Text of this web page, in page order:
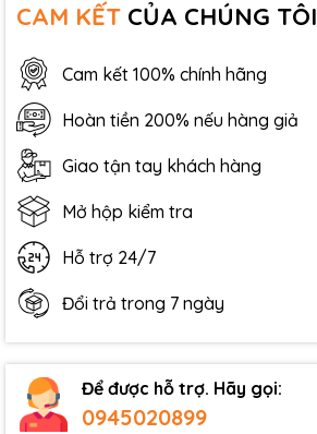
CAM KẾT CỦA CHÚNG TÔI
Cam kết 100% chính hãng
Hoàn tiền 200% nếu hàng giả
Giao tận tay khách hàng
Mở hộp kiểm tra
Hỗ trợ 24/7
Đổi trả trong 7 ngày
Để được hỗ trợ. Hãy gọi:
0945020899